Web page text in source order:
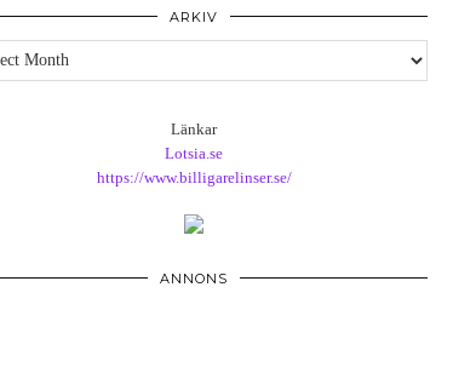
ARKIV
Länkar
Lotsia.se
https://www.billigarelinser.se/
ANNONS